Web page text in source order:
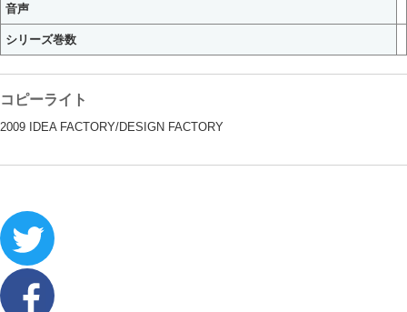
音声
シリーズ巻数
コピーライト
2009 IDEA FACTORY/DESIGN FACTORY